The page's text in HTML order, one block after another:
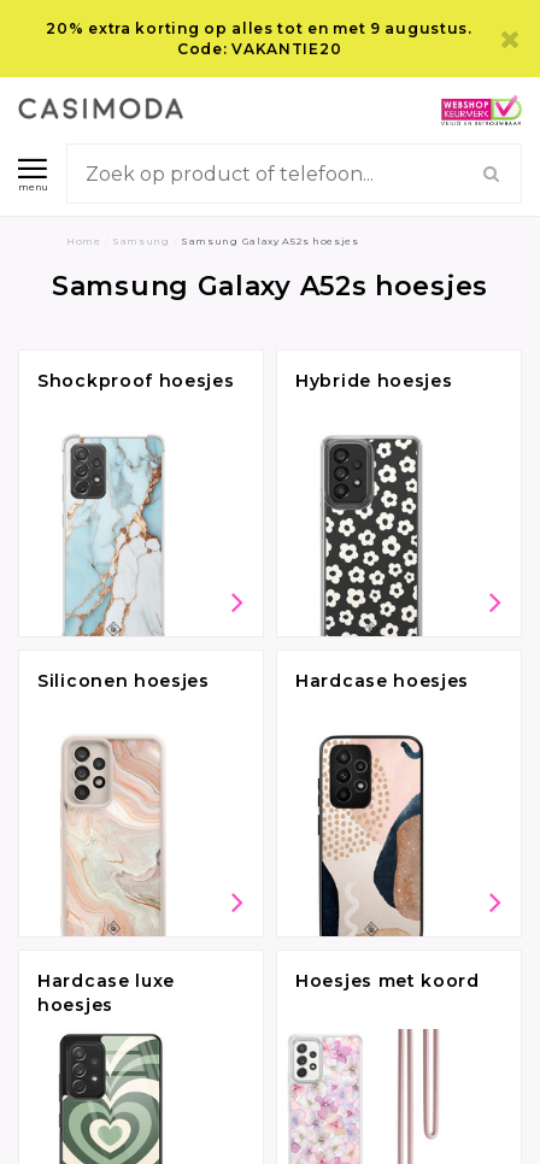
20% extra korting op alles tot en met 9 augustus.
Code: VAKANTIE20
menu
Home Samsung Samsung Galaxy A52s hoesjes
Samsung Galaxy A52s hoesjes
Shockproof hoesjes Hybride hoesjes
Siliconen hoesjes Hardcase hoesjes
Hardcase luxe
hoesjes
Hoesjes met koord